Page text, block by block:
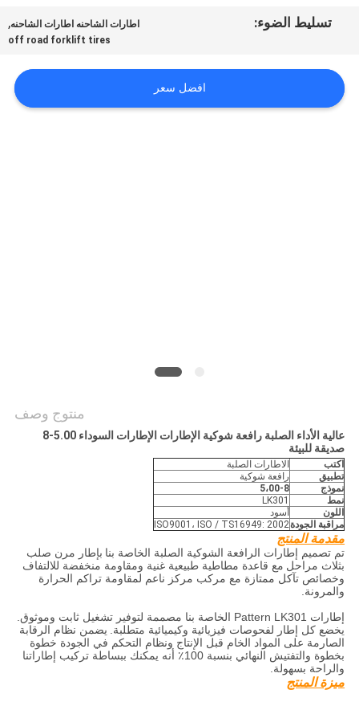
الموقع
تسليط الضوء: اطارات الشاحنه اطارات الشاحنه,
off road forklift tires
افضل سعر
منتوج وصف
عالية الأداء الصلبة رافعة شوكية الإطارات الإطارات السوداء 5.00-8
صديقة للبيئة
اكتب
الاطارات الصلبة
تطبيق
رافعة شوكية
نموذج
5،00-8
نمط
LK301
اللون
أسود
مراقبة الجودةISO9001، ISO / TS16949: 2002
مقدمة المنتج
تم تصميم إطارات الرافعة الشوكية الصلبة الخاصة بنا بإطار مرن صلب
بثلاث مراحل مع قاعدة مطاطية طبيعية غنية ومقاومة منخفضة للالتفاف
وخصائص تآكل ممتازة مع مركب مركز ناعم لمقاومة تراكم الحرارة
والمرونة.
إطارات Pattern LK301 الخاصة بنا مصممة لتوفير تشغيل ثابت وموثوق.
يخضع كل إطار لفحوصات فيزيائية وكيميائية متطلبة. يضمن نظام الرقابة
الصارمة على المواد الخام قبل الإنتاج ونظام التحكم في الجودة خطوة
بخطوة والتفتيش النهائي بنسبة 100٪ أنه يمكنك ببساطة تركيب إطاراتنا
والراحة بسهولة.
ميزة المنتج